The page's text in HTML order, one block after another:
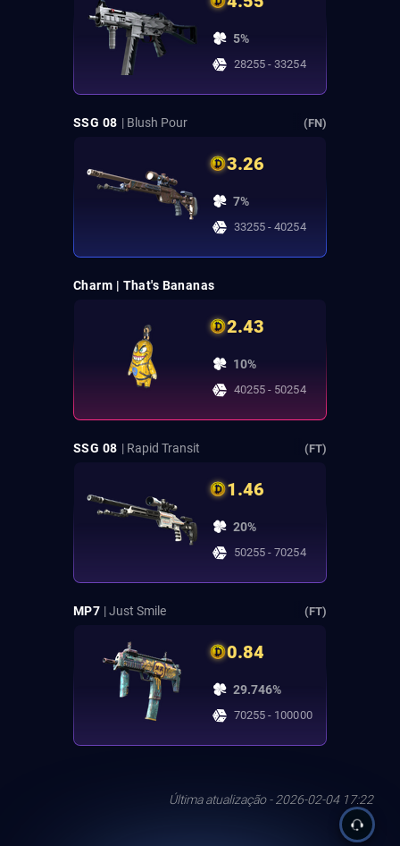
5%
28255 - 33254
SSG 08 | Blush Pour (FN)
3.26
7%
33255 - 40254
Charm | That's Bananas
2.43
10%
40255 - 50254
SSG 08 | Rapid Transit (FT)
1.46
20%
50255 - 70254
MP7 | Just Smile (FT)
0.84
29.746%
70255 - 100000
Última atualização - 2026-02-04 17:22